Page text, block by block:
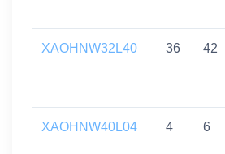
XAOHNW32L40 36 42
XAOHNW40L04 4 6